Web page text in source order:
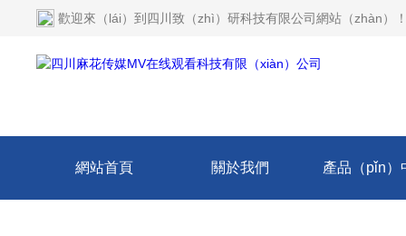
歡迎來（lái）到 四川致（zhì）研科技有限公司網站（zhàn）
網站首頁 關於我們 產品（pǐn）